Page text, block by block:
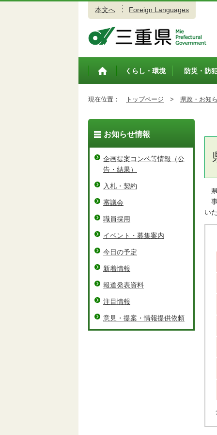
本文へ Foreign Languages
トップペ
くらし・環境 防災・防
現在位置： トップページ > 県政・お知
県
事
い
お知らせ情報
企画提案コンペ等情報（公
告・結果）
入札・契約
審議会
職員採用
イベント・募集案内
今日の予定
新着情報
報道発表資料
注目情報
意見・提案・情報提供依頼